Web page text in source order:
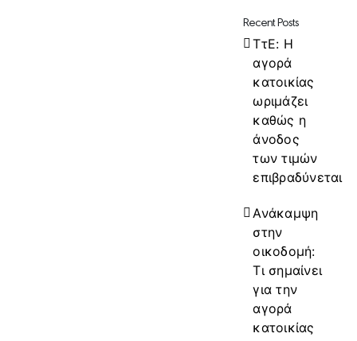
Recent Posts
ΤτΕ: Η
αγορά
κατοικίας
ωριμάζει
καθώς η
άνοδος
των τιμών
επιβραδύνεται
Ανάκαμψη
στην
οικοδομή:
Τι σημαίνει
για την
αγορά
κατοικίας